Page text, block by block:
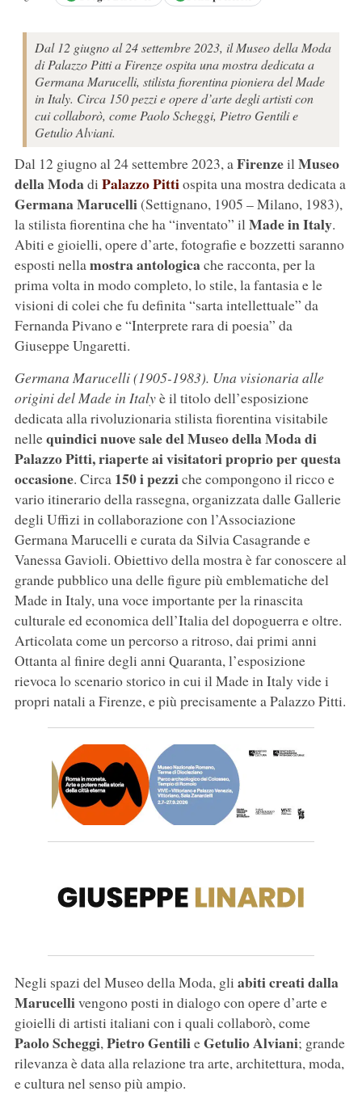
Dal 12 giugno al 24 settembre 2023, il Museo della Moda
di Palazzo Pitti a Firenze ospita una mostra dedicata a
Germana Marucelli, stilista fiorentina pioniera del Made
in Italy. Circa 150 pezzi e opere d’arte degli artisti con
cui collaborò, come Paolo Scheggi, Pietro Gentili e
Getulio Alviani.
Dal 12 giugno al 24 settembre 2023, aFirenzeilMuseo
della Modadi Palazzo Pittiospita una mostra dedicata a
Germana Marucelli(Settignano, 1905 – Milano, 1983),
la stilista fiorentina che ha “inventato” ilMade in Italy.
Abiti e gioielli, opere d’arte, fotografie e bozzetti saranno
esposti nellamostra antologicache racconta, per la
prima volta in modo completo, lo stile, la fantasia e le
visioni di colei che fu definita “sarta intellettuale” da
Fernanda Pivano e “Interprete rara di poesia” da
Giuseppe Ungaretti.
Germana Marucelli (1905-1983). Una visionaria alle
origini del Made in Italyè il titolo dell’esposizione
dedicata alla rivoluzionaria stilista fiorentina visitabile
nellequindici nuove sale del Museo della Moda di
Palazzo Pitti, riaperte ai visitatori proprio per questa
occasione. Circa 150 i pezziche compongono il ricco e
vario itinerario della rassegna, organizzata dalle Gallerie
degli Uffizi in collaborazione con l’Associazione
Germana Marucelli e curata da Silvia Casagrande e
Vanessa Gavioli. Obiettivo della mostra è far conoscere al
grande pubblico una delle figure più emblematiche del
Made in Italy, una voce importante per la rinascita
culturale ed economica dell’Italia del dopoguerra e oltre.
Articolata come un percorso a ritroso, dai primi anni
Ottanta al finire degli anni Quaranta, l’esposizione
rievoca lo scenario storico in cui il Made in Italy vide i
propri natali a Firenze, e più precisamente a Palazzo Pitti.
Negli spazi del Museo della Moda, gli abiti creati dalla
Marucellivengono posti in dialogo con opere d’arte e
gioielli di artisti italiani con i quali collaborò, come
Paolo Scheggi,Pietro GentilieGetulio Alviani; grande
rilevanza è data alla relazione tra arte, architettura, moda,
e cultura nel senso più ampio.